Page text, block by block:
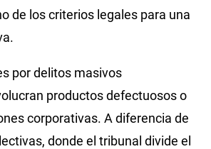
de los criterios legales para una
por delitos masivos
productos defectuosos o
corporativas. A diferencia de
donde el tribunal divide el